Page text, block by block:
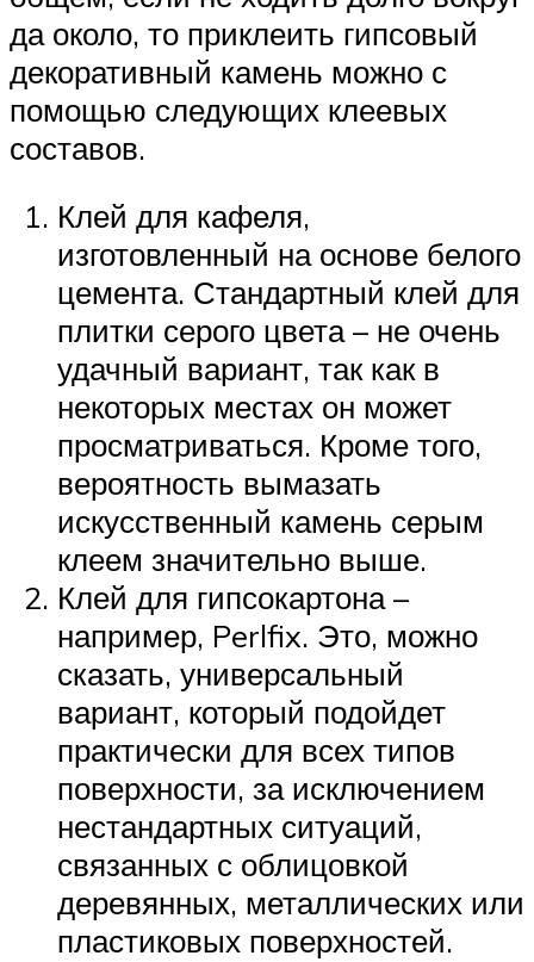
да около, то приклеить гипсовый
декоративный камень можно с
помощью следующих клеевых
составов.
Клей для кафеля,
изготовленный на основе белого
цемента. Стандартный клей для
плитки серого цвета – не очень
удачный вариант, так как в
некоторых местах он может
просматриваться. Кроме того,
вероятность вымазать
искусственный камень серым
клеем значительно выше.
Клей для гипсокартона –
например, Perlfix. Это, можно
сказать, универсальный
вариант, который подойдет
практически для всех типов
поверхности, за исключением
нестандартных ситуаций,
связанных с облицовкой
деревянных, металлических или
пластиковых поверхностей.